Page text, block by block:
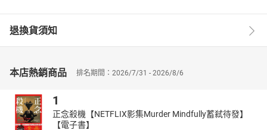
退換貨須知
本店熱銷商品 排名期間：2026/7/31 - 2026/8/6
1
正念殺機【NETFLIX影集Murder Mindfully蓄弒待發】
【電子書】